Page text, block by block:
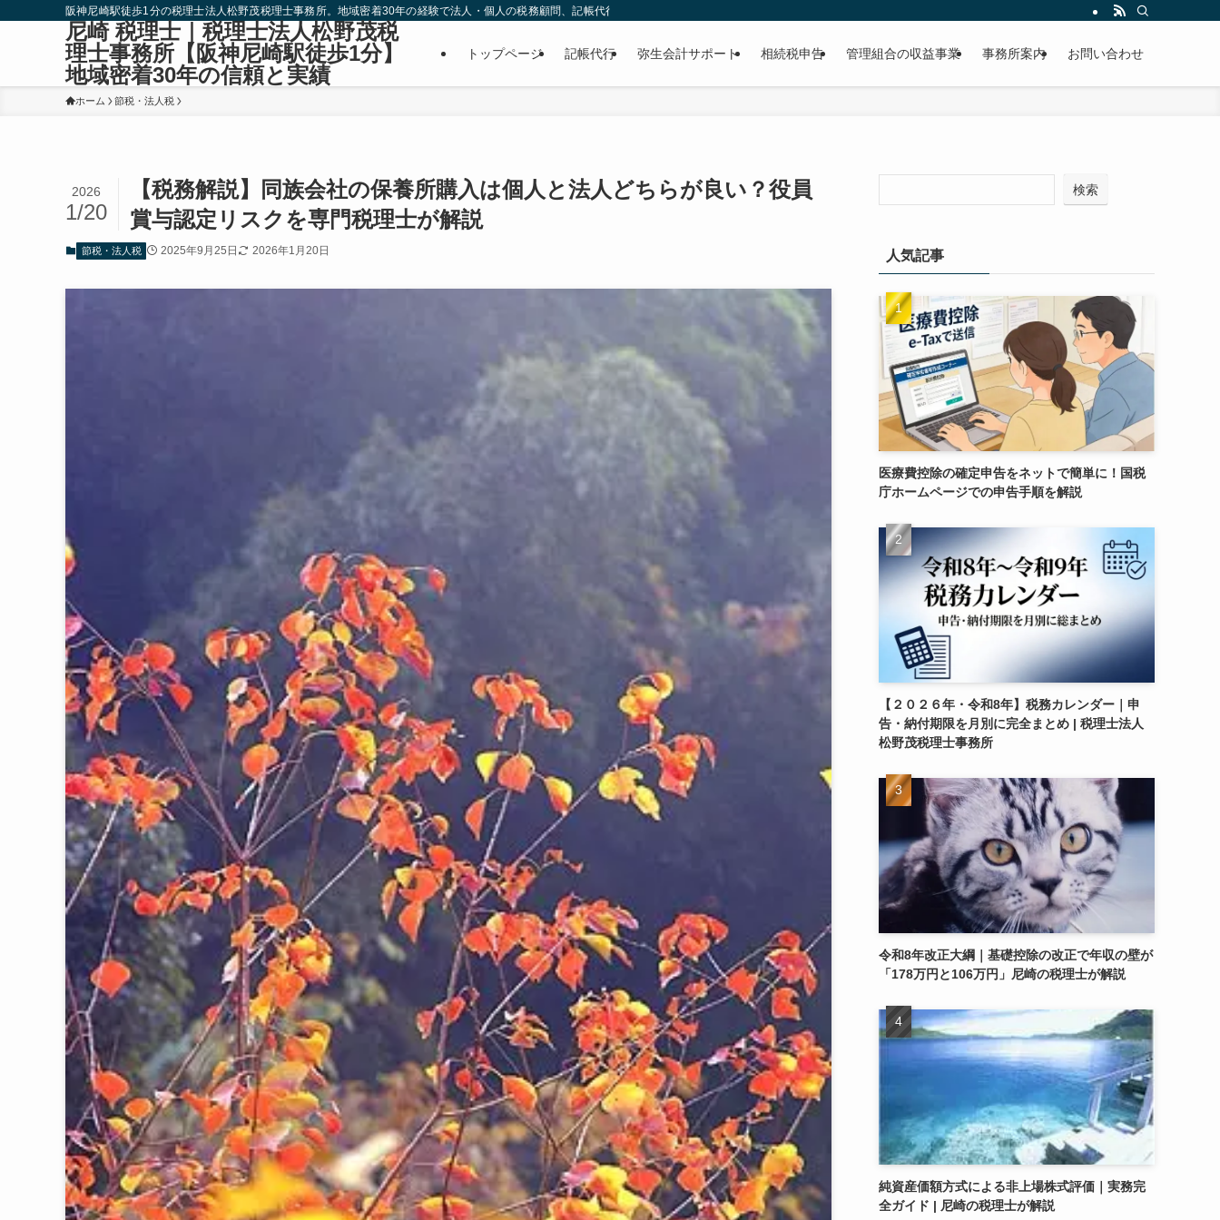
阪神尼崎駅徒歩1分の税理士法人松野茂税理士事務所。地域密着30年の経験で法人・個人の税務顧問、記帳代行、相続税まで安心サポート。
尼崎 税理士｜税理士法人松野茂税
理士事務所【阪神尼崎駅徒歩1分】
地域密着30年の信頼と実績
トップページ 記帳代行 弥生会計サポート 相続税申告 管理組合の収益事業 事務所案内 お問い合わせ
ホーム 節税・法人税
【税務解説】同族会社の保養所購入は個人と法人どちらが良い？役員
賞与認定リスクを専門税理士が解説
2026
1/20
節税・法人税 2025年9月25日 2026年1月20日
検索
人気記事
医療費控除の確定申告をネットで簡単に！国税
庁ホームページでの申告手順を解説
【２０２６年・令和8年】税務カレンダー｜申
告・納付期限を月別に完全まとめ | 税理士法人
松野茂税理士事務所
令和8年改正大綱｜基礎控除の改正で年収の壁が
「178万円と106万円」尼崎の税理士が解説
純資産価額方式による非上場株式評価｜実務完
全ガイド | 尼崎の税理士が解説